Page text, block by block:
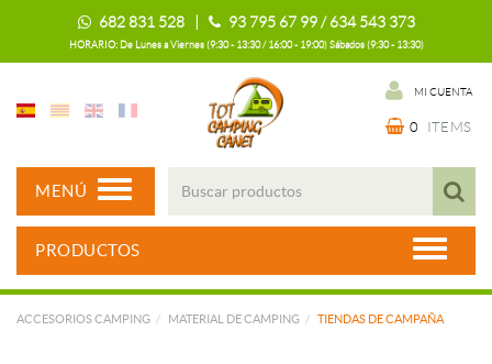
682 831 528 | 93 795 67 99 / 634 543 373
HORARIO: De Lunes a Viernes (9:30 - 13:30 / 16:00 - 19:00) Sábados (9:30 - 13:30)
MI CUENTA
0 ITEMS
MENÚ
PRODUCTOS
ACCESORIOS CAMPING MATERIAL DE CAMPING TIENDAS DE CAMPAÑA